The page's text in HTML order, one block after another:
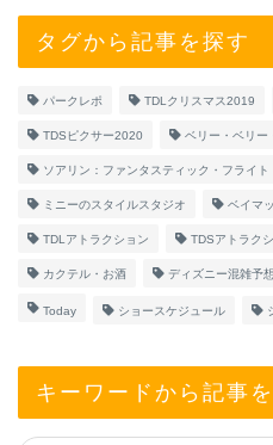
タグから記事を探す
パークレポ TDLクリスマス2019
TDSピクサー2020 ベリー・ベリー
ソアリン：ファンタスティック・フライト
ミニーのスタイルスタジオ ベイマ
TDLアトラクション TDSアトラク
カクテル・お酒 ディズニー混雑予想
Today ショースケジュール
キーワードから記事